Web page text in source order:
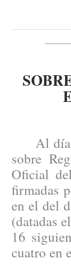
Al día 7
sobre
Oficial
firmadas
en el del
(datadas
16
cuatro en